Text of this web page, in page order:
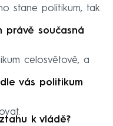
stane politikum, tak
současná
celosvětově, a
vás politikum
k vládě?